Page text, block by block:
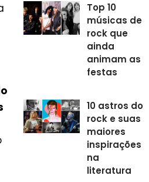
Top 10
músicas de
rock que
ainda
animam as
festas
10 astros do
rock e suas
maiores
inspirações
na
literatura